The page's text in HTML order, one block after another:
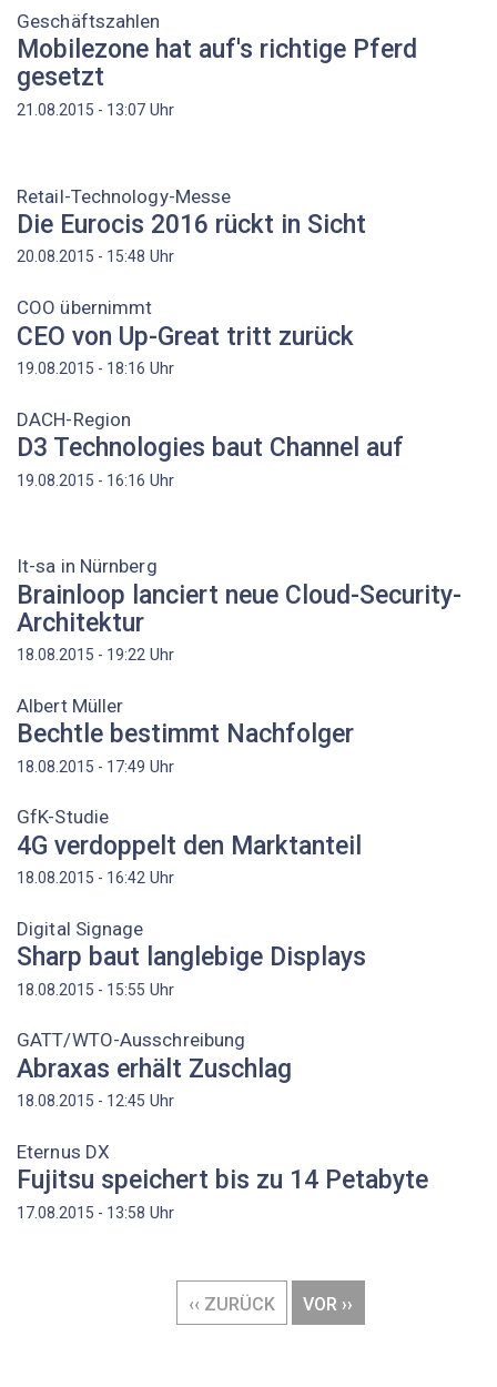
Geschäftszahlen
Mobilezone hat auf's richtige Pferd
gesetzt
21.08.2015 - 13:07 Uhr
Retail-Technology-Messe
Die Eurocis 2016 rückt in Sicht
20.08.2015 - 15:48 Uhr
COO übernimmt
CEO von Up-Great tritt zurück
19.08.2015 - 18:16 Uhr
DACH-Region
D3 Technologies baut Channel auf
19.08.2015 - 16:16 Uhr
It-sa in Nürnberg
Brainloop lanciert neue Cloud-Security-
Architektur
18.08.2015 - 19:22 Uhr
Albert Müller
Bechtle bestimmt Nachfolger
18.08.2015 - 17:49 Uhr
GfK-Studie
4G verdoppelt den Marktanteil
18.08.2015 - 16:42 Uhr
Digital Signage
Sharp baut langlebige Displays
18.08.2015 - 15:55 Uhr
GATT/WTO-Ausschreibung
Abraxas erhält Zuschlag
18.08.2015 - 12:45 Uhr
Eternus DX
Fujitsu speichert bis zu 14 Petabyte
17.08.2015 - 13:58 Uhr
VORHERIGE
SEITE
‹‹ ZURÜCK
NÄCHSTE
SEITE
VOR ››